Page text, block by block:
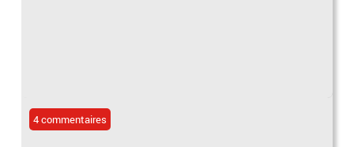
4 commentaires